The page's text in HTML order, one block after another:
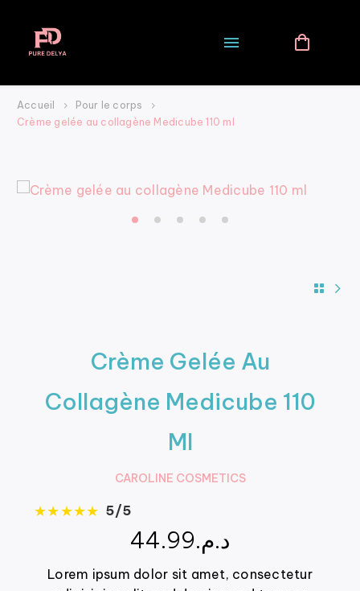
Accueil
Pour le corps
Crème gelée au collagène Medicube 110 ml
Crème Gelée Au
Collagène Medicube 110
Ml
CAROLINE COSMETICS
★★★★★ 5/5
د.م.44.99
Lorem ipsum dolor sit amet, consectetur